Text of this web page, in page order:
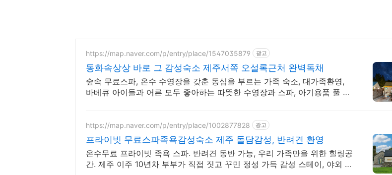
https://map.naver.com/p/entry/place/1547035879 광고
동화속상상 바로 그 감성숙소 제주서쪽 오설록근처 완벽독채
숲속 무료스파, 온수 수영장을 갖춘 동심을 부르는 가족 숙소, 대가족환영,
바베큐 아이들과 어른 모두 좋아하는 따뜻한 수영장과 스파, 아기용품 풀 세
https://map.naver.com/p/entry/place/1002877828 광고
프라이빗 무료스파족욕감성숙소 제주 돌담감성, 반려견 환영
온수무료 프라이빗 족욕 스파. 반려견 동반 가능, 우리 가족만을 위한 힐링공
간. 제주 이주 10년차 부부가 직접 짓고 꾸민 정성 가득 감성 스테이, 야외 바